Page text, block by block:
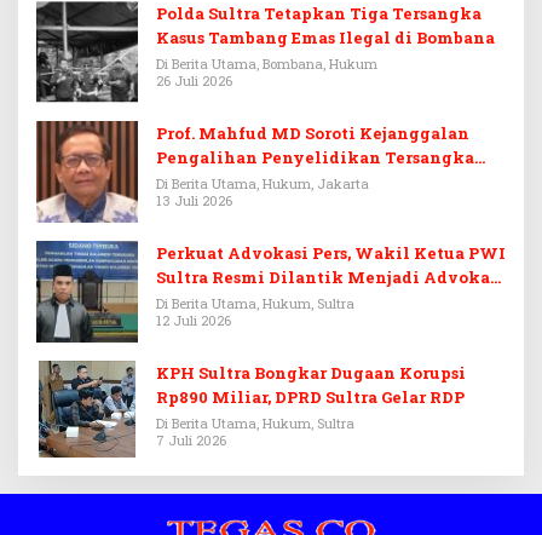
Polda Sultra Tetapkan Tiga Tersangka
Kasus Tambang Emas Ilegal di Bombana
Di Berita Utama, Bombana, Hukum
26 Juli 2026
Prof. Mahfud MD Soroti Kejanggalan
Pengalihan Penyelidikan Tersangka
Febrie Adriansyah
Di Berita Utama, Hukum, Jakarta
13 Juli 2026
Perkuat Advokasi Pers, Wakil Ketua PWI
Sultra Resmi Dilantik Menjadi Advokat
PERADI
Di Berita Utama, Hukum, Sultra
12 Juli 2026
KPH Sultra Bongkar Dugaan Korupsi
Rp890 Miliar, DPRD Sultra Gelar RDP
Di Berita Utama, Hukum, Sultra
7 Juli 2026